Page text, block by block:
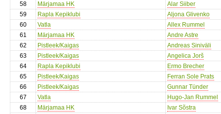
58
Märjamaa HK
Alar Siiber
59
Rapla Kepiklubi
Aljona Glivenko
60
Vatla
Allex Rummel
61
Märjamaa HK
Andre Astre
62
Pistleek/Kaigas
Andreas Siniväli
63
Pistleek/Kaigas
Angelica Jorš
64
Rapla Kepiklubi
Ermo Brecher
65
Pistleek/Kaigas
Ferran Sole Prats
66
Pistleek/Kaigas
Gunnar Tünder
67
Vatla
Hugo-Jan Rummel
68
Märjamaa HK
Ivar Sõstra